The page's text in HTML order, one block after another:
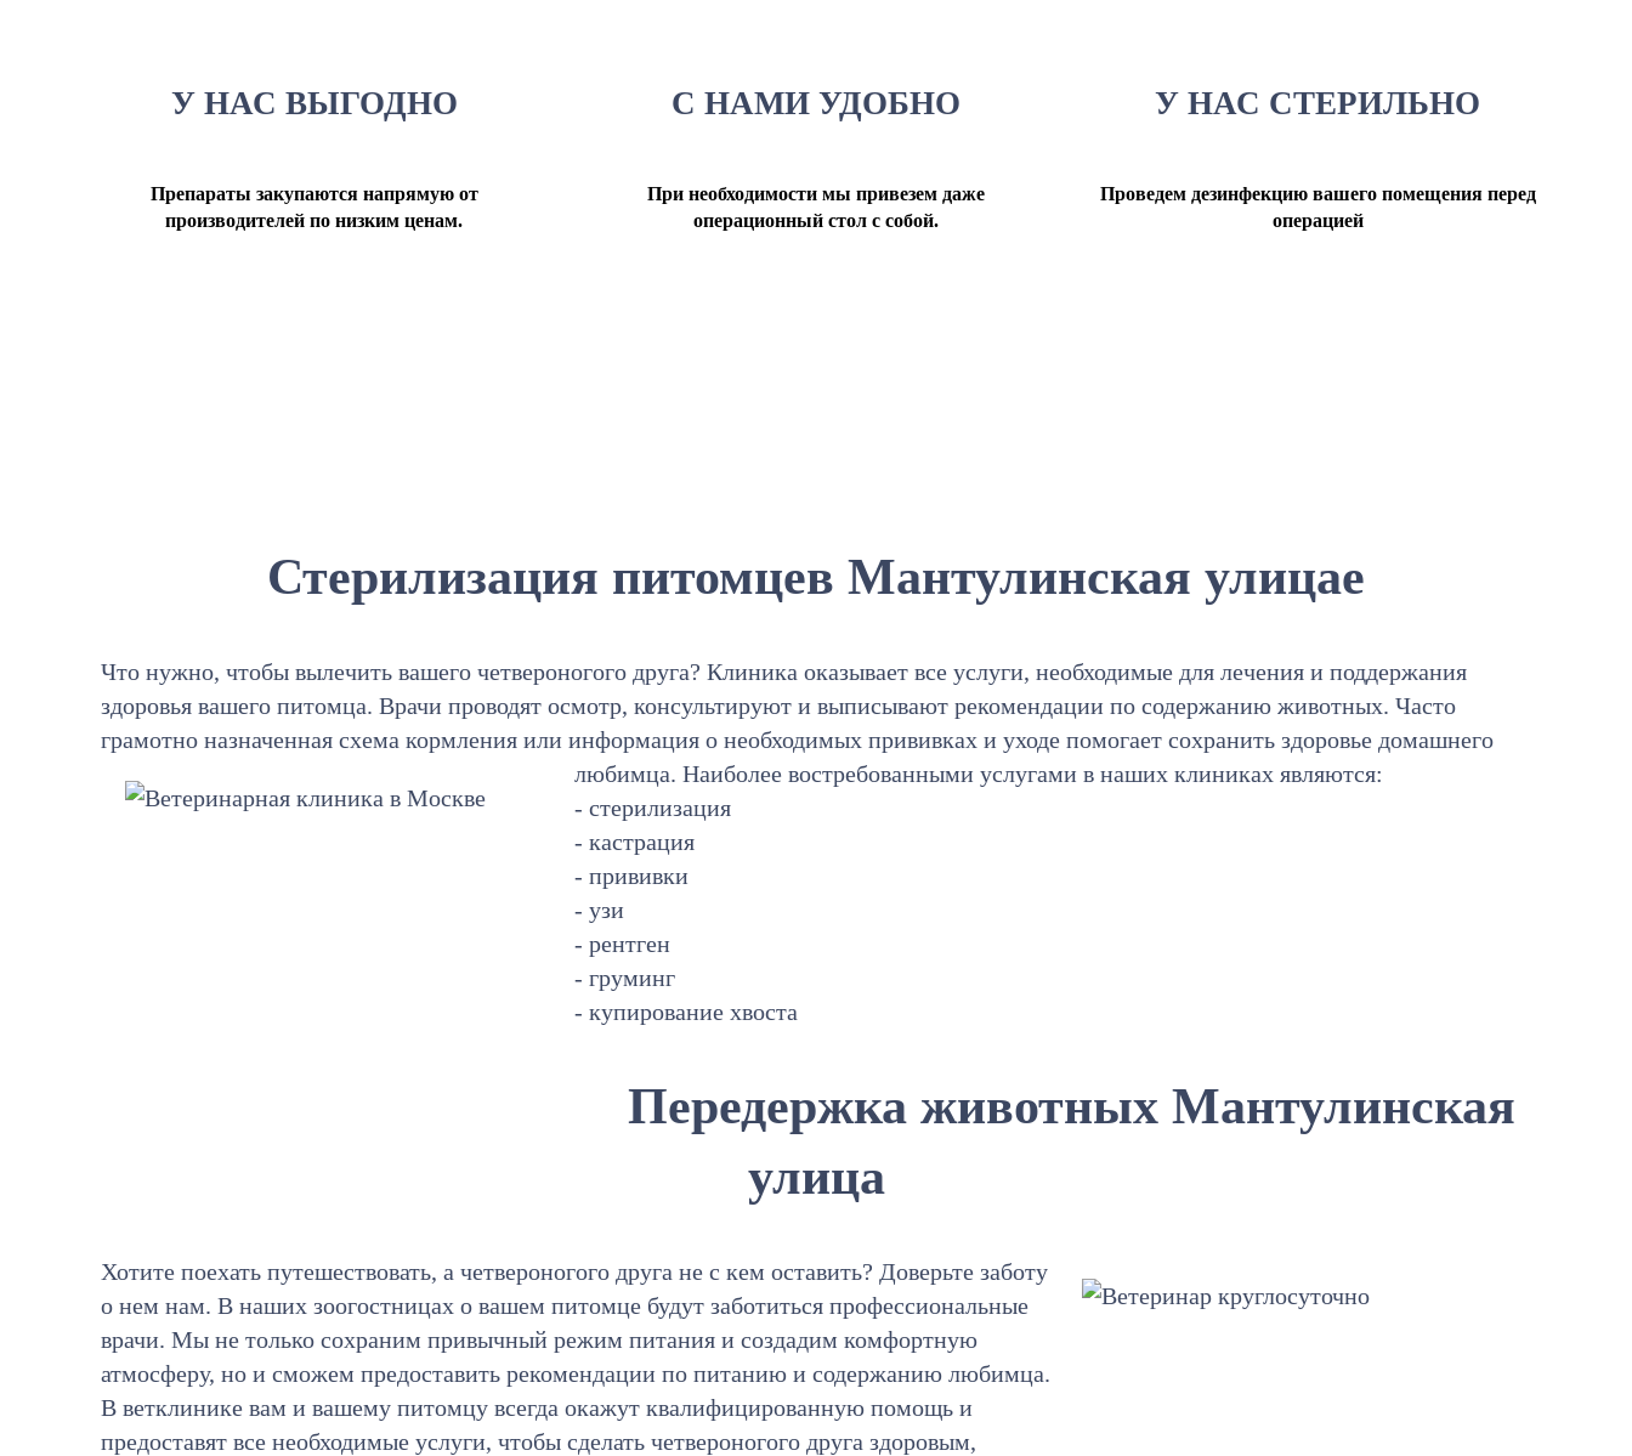
У НАС ВЫГОДНО
Препараты закупаются напрямую от
производителей по низким ценам.
С НАМИ УДОБНО
При необходимости мы привезем даже
операционный стол с собой.
У НАС СТЕРИЛЬНО
Проведем дезинфекцию вашего помещения перед
операцией
Стерилизация питомцев Мантулинская улицае
Что нужно, чтобы вылечить вашего четвероногого друга? Клиника оказывает все услуги, необходимые для лечения и поддержания
здоровья вашего питомца. Врачи проводят осмотр, консультируют и выписывают рекомендации по содержанию животных. Часто
грамотно назначенная схема кормления или информация о необходимых прививках и уходе помогает сохранить здоровье домашнего
любимца. Наиболее востребованными услугами в наших клиниках являются:
- стерилизация
- кастрация
- прививки
- узи
- рентген
- груминг
- купирование хвоста
Передержка животных Мантулинская
улица
Хотите поехать путешествовать, а четвероногого друга не с кем оставить? Доверьте заботу
о нем нам. В наших зоогостницах о вашем питомце будут заботиться профессиональные
врачи. Мы не только сохраним привычный режим питания и создадим комфортную
атмосферу, но и сможем предоставить рекомендации по питанию и содержанию любимца.
В ветклинике вам и вашему питомцу всегда окажут квалифицированную помощь и
предоставят все необходимые услуги, чтобы сделать четвероногого друга здоровым,